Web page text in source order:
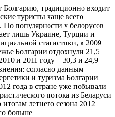
Болгарию, традиционно входит
туристы чаще всего
популярности у белорусов
лишь Украине, Турции и
статистики, в 2009
Болгарии отдохнули 21,5
и 2011 году – 30,3 и 24,9
согласно данным
и туризма Болгарии,
года в стране уже побывали
потока из Беларуси
летнего сезона 2012
больше.